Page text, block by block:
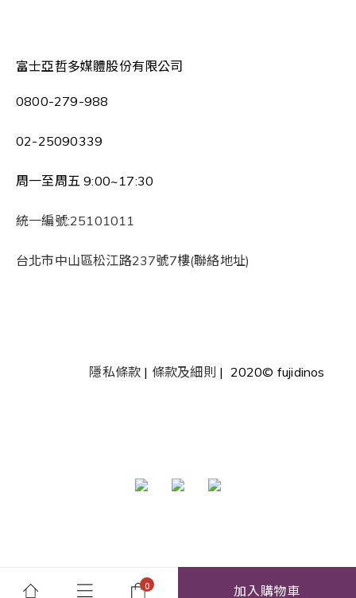
加入購物車
富士亞哲多媒體股份有限公司
0800-279-988
02-25090339
周一至周五 9:00~17:30
統一編號:25101011
台北市中山區松江路237號7樓(聯絡地址)
隱私條款 | 條款及細則 | 2020© fujidinos